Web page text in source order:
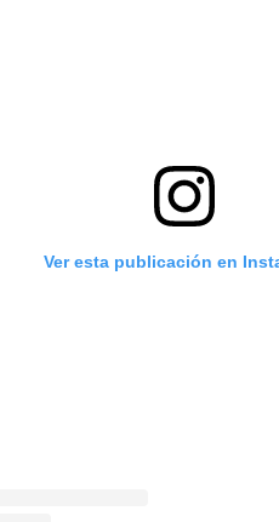
Ver esta publicación en